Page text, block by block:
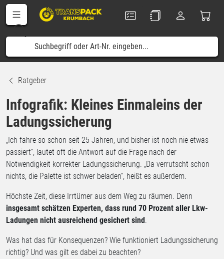
Ratgeber
Infografik: Kleines Einmaleins der
Ladungssicherung
„Ich fahre so schon seit 25 Jahren, und bisher ist noch nie etwas
passiert“, lautet oft die Antwort auf die Frage nach der
Notwendigkeit korrekter Ladungssicherung. „Da verrutscht schon
nichts, die Palette ist schwer beladen“, heißt es außerdem.
Höchste Zeit, diese Irrtümer aus dem Weg zu räumen. Denn
insgesamt schätzen Experten, dass rund 70 Prozent aller Lkw-
Ladungen nicht ausreichend gesichert sind.
Was hat das für Konsequenzen? Wie funktioniert Ladungssicherung
richtig? Und was gilt es dabei zu beachten?